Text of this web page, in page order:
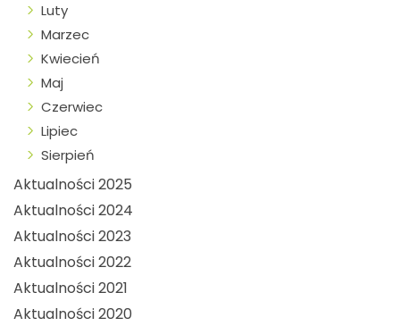
Luty
Marzec
Kwiecień
Maj
Czerwiec
Lipiec
Sierpień
Aktualności 2025
Aktualności 2024
Aktualności 2023
Aktualności 2022
Aktualności 2021
Aktualności 2020